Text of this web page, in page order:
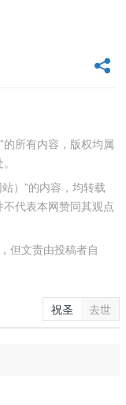
的所有内容，版权均属
）”的内容，均转载
代表本网赞同其观点
但文责由投稿者自
祝圣 去世